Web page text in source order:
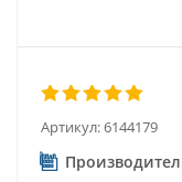
Артикул:6144179